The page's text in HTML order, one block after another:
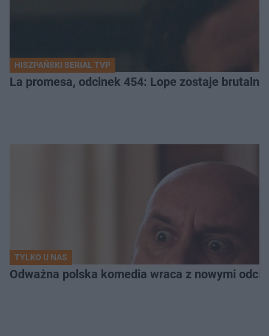
HISZPAŃSKI SERIAL TVP
La promesa, odcinek 454: Lope zostaje
TYLKO U NAS
Odważna polska komedia wraca z nowymi